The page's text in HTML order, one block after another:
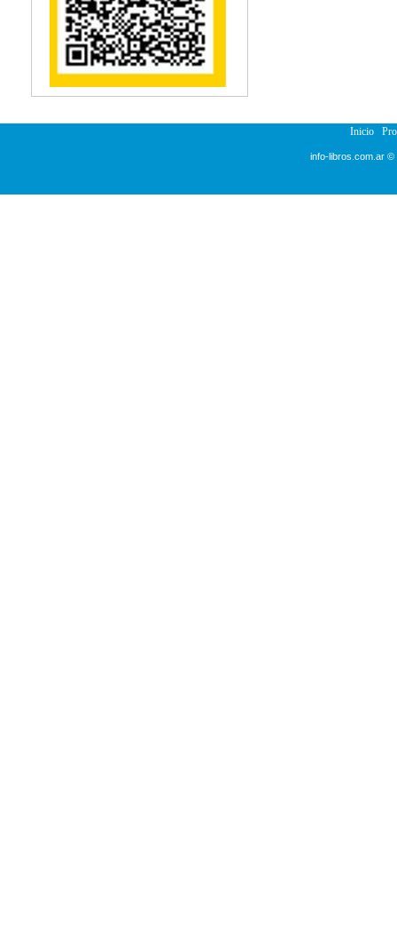
Reumatología
Salud Pública
Semiología
Terapia Ocupacional
Urología
Inicio
info-libros.com.ar